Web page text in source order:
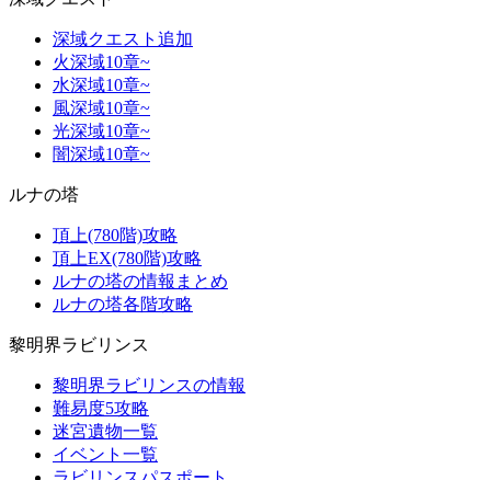
深域クエスト追加
火深域10章~
水深域10章~
風深域10章~
光深域10章~
闇深域10章~
ルナの塔
頂上(780階)攻略
頂上EX(780階)攻略
ルナの塔の情報まとめ
ルナの塔各階攻略
黎明界ラビリンス
黎明界ラビリンスの情報
難易度5攻略
迷宮遺物一覧
イベント一覧